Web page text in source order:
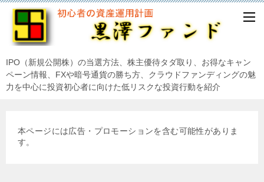
IPO（新規公開株）の当選方法、株主優待タダ取り、お得なキャン
ペーン情報、FXや暗号通貨の勝ち方、クラウドファンディングの魅
力を中心に投資初心者に向けた低リスクな投資行動を紹介
本ページには広告・プロモーションを含む可能性がありま
す。